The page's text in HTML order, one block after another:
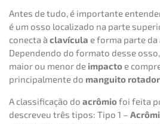
Antes de tudo, é importante
é um osso localizado na parte
conecta à clavícula e forma parte da
Dependendo do formato desse
maior ou menor de impacto e
principalmente do manguito rotador
A classificação do acrômiofoi feita
descreveu três tipos: Tipo 1 –